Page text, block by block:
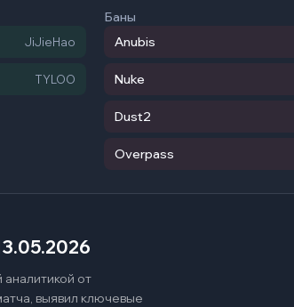
JiJieHao
TYLOO
Баны
Anubis
Nuke
Dust2
Overpass
от
выявил ключевые